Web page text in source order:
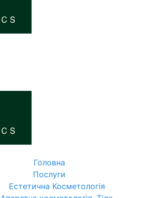
Головна
Послуги
Естетична Косметологія